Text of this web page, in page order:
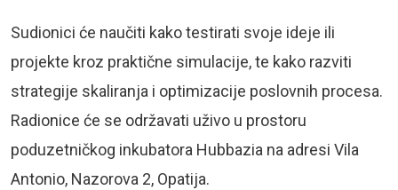
Sudionici će naučiti kako testirati svoje ideje ili
projekte kroz praktične simulacije, te kako razviti
strategije skaliranja i optimizacije poslovnih procesa.
Radionice će se održavati uživo u prostoru
poduzetničkog inkubatora Hubbazia na adresi Vila
Antonio, Nazorova 2, Opatija.